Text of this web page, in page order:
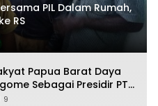
PIL Dalam Rumah,
RS
Papua Barat Daya
Sebagai Presidir PT
9